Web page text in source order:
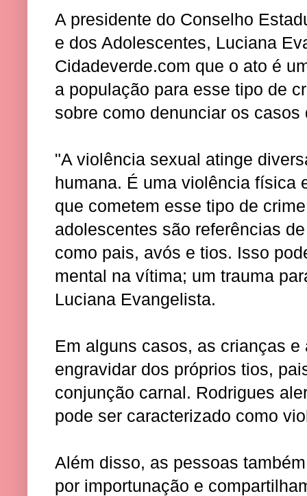
A presidente do Conselho
e dos Adolescentes, Luciana
Cidadeverde.com que o ato é
a população para esse tipo de
sobre como denunciar os casos
"A violência sexual atinge
humana. É uma violência física
que cometem esse tipo de
adolescentes são referências
como pais, avós e tios. Isso
mental na vítima; um trauma
Luciana Evangelista.
Em alguns casos, as crianças
engravidar dos próprios tios,
conjunção carnal. Rodrigues
pode ser caracterizado como
Além disso, as pessoas
por importunação e